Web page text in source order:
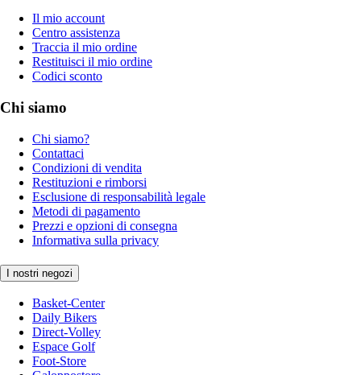
Il mio account
Centro assistenza
Traccia il mio ordine
Restituisci il mio ordine
Codici sconto
Chi siamo
Chi siamo?
Contattaci
Condizioni di vendita
Restituzioni e rimborsi
Esclusione di responsabilità legale
Metodi di pagamento
Prezzi e opzioni di consegna
Informativa sulla privacy
I nostri negozi
Basket-Center
Daily Bikers
Direct-Volley
Espace Golf
Foot-Store